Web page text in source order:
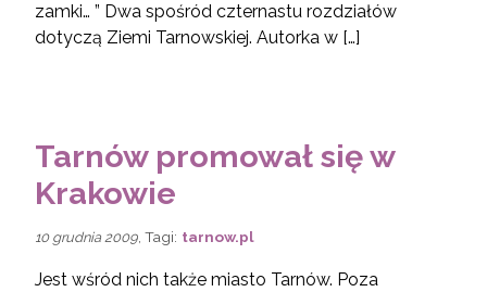
zamki… ” Dwa spośród czternastu rozdziałów
dotyczą Ziemi Tarnowskiej. Autorka w […]
Tarnów promował się w
Krakowie
10 grudnia 2009, Tagi: tarnow.pl
Jest wśród nich także miasto Tarnów. Poza